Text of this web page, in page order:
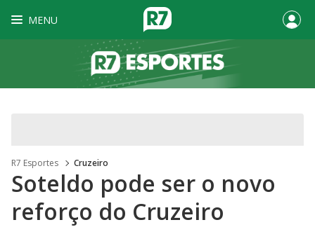
MENU
R7 Esportes Cruzeiro
Soteldo pode ser o novo
reforço do Cruzeiro